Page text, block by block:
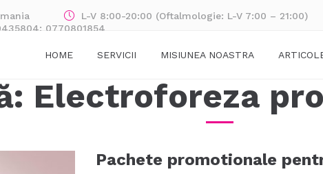
L-V 8:00-20:00 (Oftalmologie: L-V 7:00 – 21:00)
0770801854
HOME SERVICII MISIUNEA NOASTRA
Electroforeza
Pachete promotionale